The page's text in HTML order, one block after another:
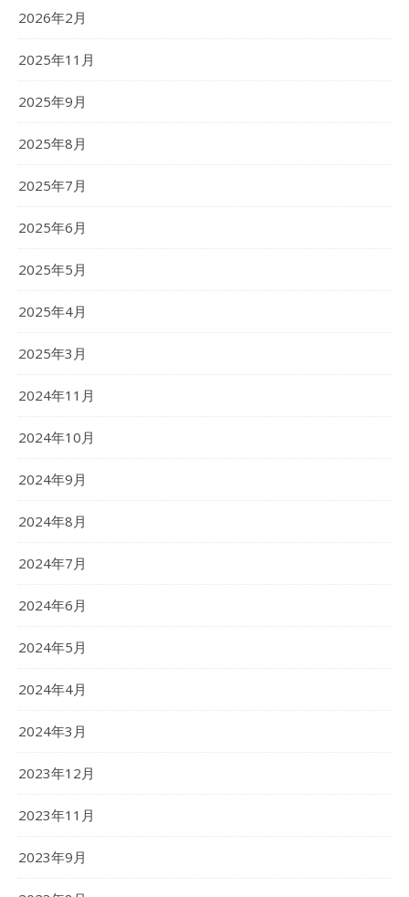
2026年2月
2025年11月
2025年9月
2025年8月
2025年7月
2025年6月
2025年5月
2025年4月
2025年3月
2024年11月
2024年10月
2024年9月
2024年8月
2024年7月
2024年6月
2024年5月
2024年4月
2024年3月
2023年12月
2023年11月
2023年9月